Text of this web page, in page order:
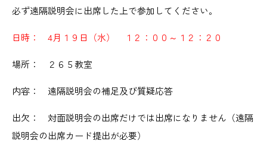
必ず遠隔説明会に出席した上で参加してください。
日時： 4月１９日（水） １２：００～１２：２０
場所： ２６５教室
内容： 遠隔説明会の補足及び質疑応答
出欠： 対面説明会の出席だけでは出席になりません（遠隔
説明会の出席カード提出が必要）